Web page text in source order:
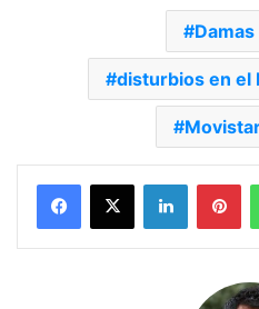
disturbios en el
Facebook
X LinkedIn